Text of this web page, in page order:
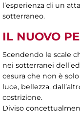
l’esperienza di un
sotterraneo.
IL NUOVO
Scendendo le scale
nei sotterranei
cesura che non è
luce, bellezza,
costrizione.
Diviso